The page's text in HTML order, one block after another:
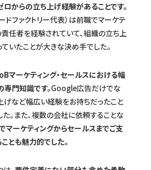
からの立ち上げ経験があることです。
ドファクトリー代表）は前職でマーケテ
任者を経験されていて、組織の立ち上
いたことが大きな決め手でした。
マーケティング・セールスにおける幅
門知識です。Google広告だけでな
げなど幅広い経験をお持ちだったこと
。また、複数の会社に依頼することな
マーケティングからセールスまでご支
とも魅力的でした。